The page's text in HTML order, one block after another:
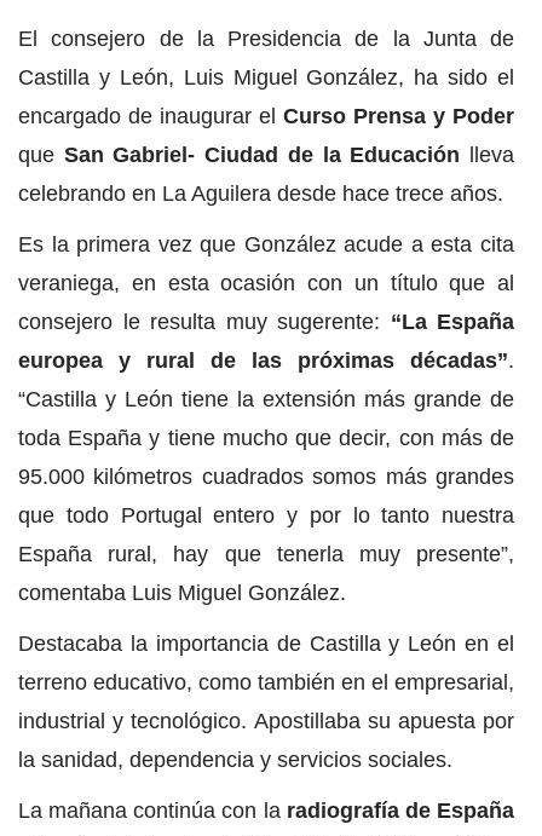
El consejero de la Presidencia de la Junta de
Castilla y León, Luis Miguel González, ha sido el
encargado de inaugurar el Curso Prensa y Poder
que San Gabriel- Ciudad de la Educación lleva
celebrando en La Aguilera desde hace trece años.
Es la primera vez que González acude a esta cita
veraniega, en esta ocasión con un título que al
consejero le resulta muy sugerente: “La España
europea y rural de las próximas décadas”.
“Castilla y León tiene la extensión más grande de
toda España y tiene mucho que decir, con más de
95.000 kilómetros cuadrados somos más grandes
que todo Portugal entero y por lo tanto nuestra
España rural, hay que tenerla muy presente”,
comentaba Luis Miguel González.
Destacaba la importancia de Castilla y León en el
terreno educativo, como también en el empresarial,
industrial y tecnológico. Apostillaba su apuesta por
la sanidad, dependencia y servicios sociales.
La mañana continúa con la radiografía de España